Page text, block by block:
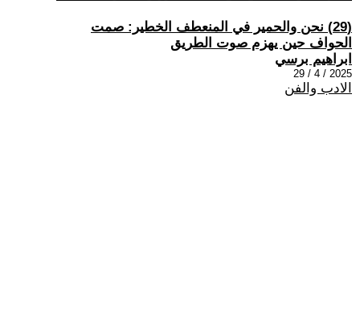
(29) نحن والحمير في المنعطف الخطير: صمت
الحواف حين يهزم صوت الطريق
ابراهيم برسي
2025 / 4 / 29
الادب والفن